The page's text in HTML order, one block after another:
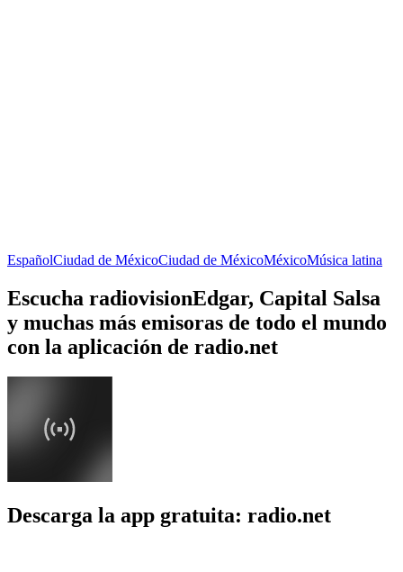
EspañolCiudad de MéxicoCiudad de MéxicoMéxicoMúsica latina
Escucha radiovisionEdgar, Capital Salsa
y muchas más emisoras de todo el mundo
con la aplicación de radio.net
Descarga la app gratuita: radio.net